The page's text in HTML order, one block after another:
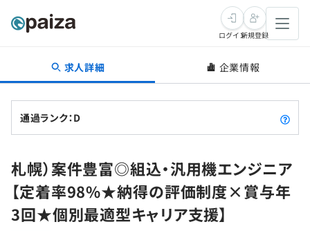
転職・キャリア
転職成功ガイド
転職エージェント
インタビュー
転職成功ガイド
新卒就活
求人検索
本選考
学習
ログイン新規登録
求人詳細 企業情報
通過ランク：D
札幌）案件豊富◎組込・汎用機エンジニア
【定着率98%★納得の評価制度×賞与年
3回★個別最適型キャリア支援】